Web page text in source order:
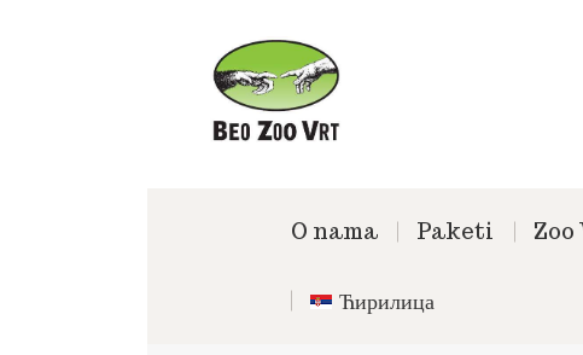
O nama Paketi Zoo
Ћирилица